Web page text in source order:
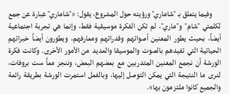
وفيما يتعلق بـ "شاماري" ورؤيته حول المشروع، يقول: «"شاماري" عبارة عن جمع
لكلمتي "شام" و"ماري"، لم تكن الفكرة موسيقية فقط، وإنما هي تجربة اجتماعية
أيضاً، بحيث يطور المغنين أصواتهم وقدراتهم ومعارفهم، ويطورون أيضاً خبراتهم
الحياتية التي تفيدهم بالصوت والموسيقا والعديد من الأمور الأخرى. وكانت فكرة
الورشة أن نجمع المغنين المتدربين مع بعضهم البعض، وننجز معاً ست بروفات،
لنرى ما النتيجة التي يمكن التوصل إليها، وبالفعل استمرت الورشة بطريقة رائعة
والجميع كانوا ملتزمون بها».